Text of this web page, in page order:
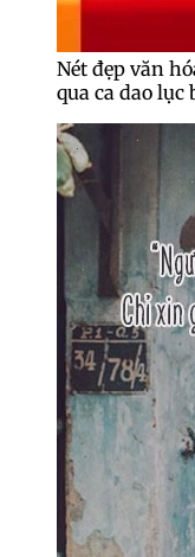
Nét đẹp văn
qua ca dao lục